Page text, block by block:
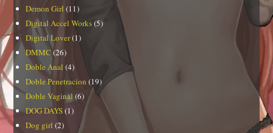
Demon Girl (11)
Digital Accel Works(5)
Digital Lover(1)
DMMC (26)
Doble Anal (4)
Doble Penetracion (19)
Doble Vaginal (6)
DOG DAYS(1)
Dog girl (2)